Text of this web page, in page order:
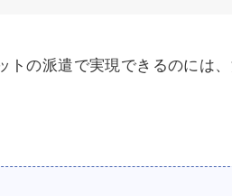
トの派遣で実現できるのには